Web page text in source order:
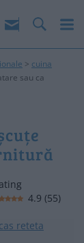
> cuina
sau ca
4.9 (55)